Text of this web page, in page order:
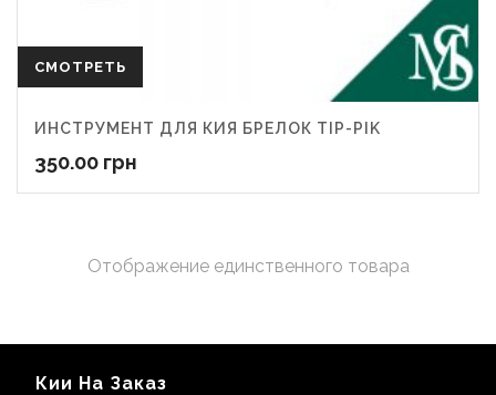
СМОТРЕТЬ
ИНСТРУМЕНТ ДЛЯ КИЯ БРЕЛОК TIP-PIK
350.00 грн
Отображение единственного товара
Кии На Заказ